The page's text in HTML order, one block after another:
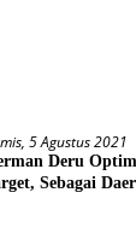
5 Agustus 2021
Deru
Sebagai